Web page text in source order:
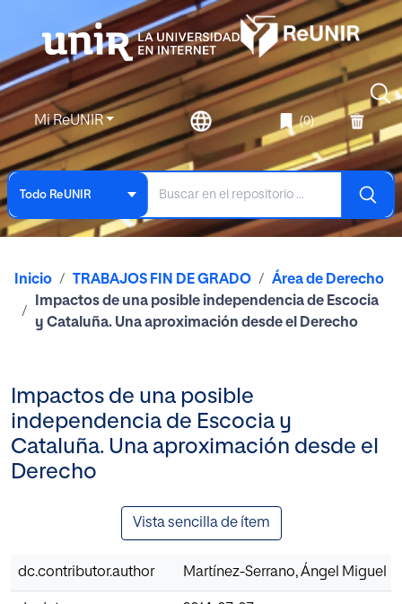
Mi ReUNIR (0)
Todo ReUNIR
Inicio TRABAJOS FIN DE GRADO
Área de Derecho
Impactos de una posible independencia de Escocia
y Cataluña. Una aproximación desde el Derecho
Impactos de una posible
independencia de Escocia y
Cataluña. Una aproximación desde el
Derecho
Vista sencilla de ítem
dc.contributor.author Martínez-Serrano, Ángel Miguel